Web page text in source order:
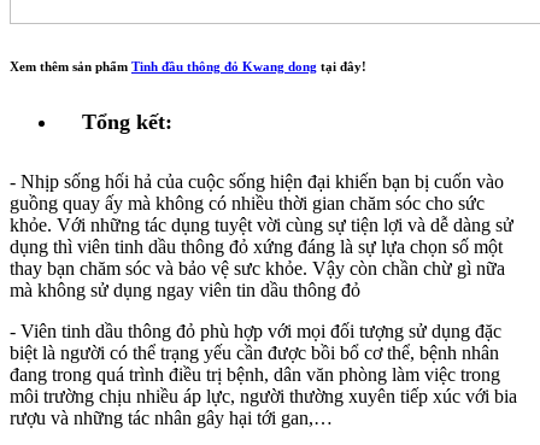
Xem thêm sản phẩm Tinh đầu thông đỏ Kwang dong tại đây!
Tổng kết:
- Nhịp sống hối hả của cuộc sống hiện đại khiến bạn bị cuốn vào
guồng quay ấy mà không có nhiều thời gian chăm sóc cho sức
khỏe. Với những tác dụng tuyệt vời cùng sự tiện lợi và dễ dàng sử
dụng thì viên tinh dầu thông đỏ xứng đáng là sự lựa chọn số một
thay bạn chăm sóc và bảo vệ sưc khỏe. Vậy còn chần chừ gì nữa
mà không sử dụng ngay viên tin dầu thông đỏ
- Viên tinh dầu thông đỏ phù hợp với mọi đối tượng sử dụng đặc
biệt là người có thể trạng yếu cần được bồi bổ cơ thể, bệnh nhân
đang trong quá trình điều trị bệnh, dân văn phòng làm việc trong
môi trường chịu nhiều áp lực, người thường xuyên tiếp xúc với bia
rượu và những tác nhân gây hại tới gan,…